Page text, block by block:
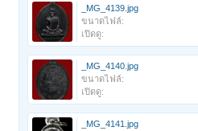
_MG_4139.jpg
ขนาดไฟล์:
เปิดดู:
_MG_4140.jpg
ขนาดไฟล์:
เปิดดู:
_MG_4141.jpg